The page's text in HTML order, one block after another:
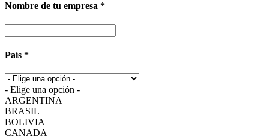
Nombre de tu empresa *
País *
- Elige una opción -
ARGENTINA
BRASIL
BOLIVIA
CANADA